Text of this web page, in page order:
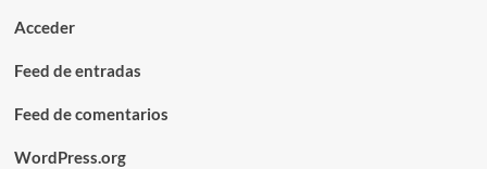
Acceder
Feed de entradas
Feed de comentarios
WordPress.org